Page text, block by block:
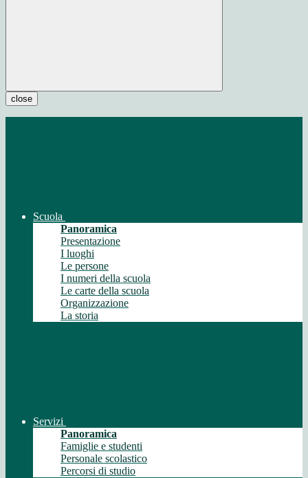
close
Scuola
Panoramica
Presentazione
I luoghi
Le persone
I numeri della scuola
Le carte della scuola
Organizzazione
La storia
Servizi
Panoramica
Famiglie e studenti
Personale scolastico
Percorsi di studio